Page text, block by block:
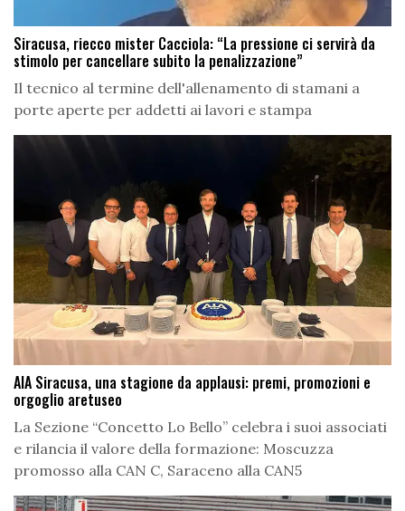
Siracusa, riecco mister Cacciola: “La pressione ci servirà da
stimolo per cancellare subito la penalizzazione”
Il tecnico al termine dell'allenamento di stamani a
porte aperte per addetti ai lavori e stampa
AIA Siracusa, una stagione da applausi: premi, promozioni e
orgoglio aretuseo
La Sezione “Concetto Lo Bello” celebra i suoi associati
e rilancia il valore della formazione: Moscuzza
promosso alla CAN C, Saraceno alla CAN5